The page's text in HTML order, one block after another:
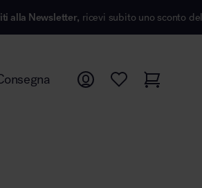
subito uno sconto del 7%